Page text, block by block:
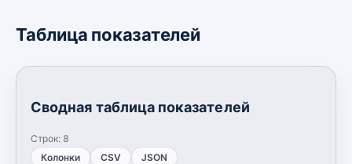
Таблица показателей
Сводная таблица показателей
Строк: 8
Колонки
CSV JSON